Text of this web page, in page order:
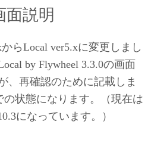
面説明
らLocal ver5.xに変更しまし
by Flywheel 3.3.0の画面
、再確認のために記載しま
の状態になります。（現在は
になっています。）